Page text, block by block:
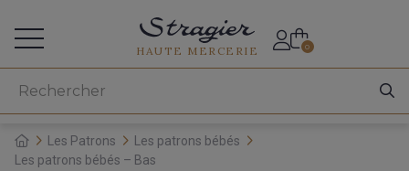
HAUTE MERCERIE 0
Les Patrons
Les patrons bébés
Les patrons bébés – Bas